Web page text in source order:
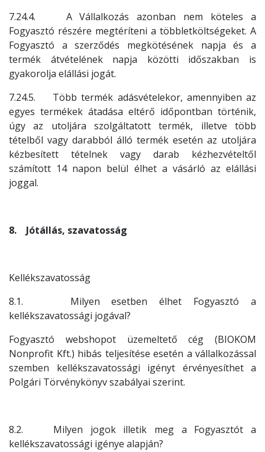
7.24.4. A Vállalkozás azonban nem köteles a
Fogyasztó részére megtéríteni a többletköltségeket. A
Fogyasztó a szerződés megkötésének napja és a
termék átvételének napja közötti időszakban is
gyakorolja elállási jogát.
7.24.5. Több termék adásvételekor, amennyiben az
egyes termékek átadása eltérő időpontban történik,
úgy az utoljára szolgáltatott termék, illetve több
tételből vagy darabból álló termék esetén az utoljára
kézbesített tételnek vagy darab kézhezvételtől
számított 14 napon belül élhet a vásárló az elállási
joggal.
8. Jótállás, szavatosság
Kellékszavatosság
8.1. Milyen esetben élhet Fogyasztó a
kellékszavatossági jogával?
Fogyasztó webshopot üzemeltető cég (BIOKOM
Nonprofit Kft.) hibás teljesítése esetén a vállalkozással
szemben kellékszavatossági igényt érvényesíthet a
Polgári Törvénykönyv szabályai szerint.
8.2. Milyen jogok illetik meg a Fogyasztót a
kellékszavatossági igénye alapján?